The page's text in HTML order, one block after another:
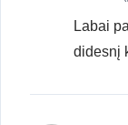
Labai
didesnį